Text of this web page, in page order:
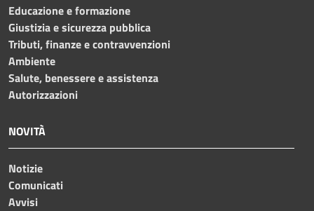
Educazione e formazione
Giustizia e sicurezza pubblica
Tributi, finanze e contravvenzioni
Ambiente
Salute, benessere e assistenza
Autorizzazioni
NOVITÀ
Notizie
Comunicati
Avvisi